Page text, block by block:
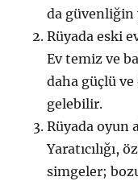
da güvenliğin
Rüyada eski
Ev temiz ve
daha güçlü
gelebilir.
Rüyada oyun
Yaratıcılığı,
simgeler;